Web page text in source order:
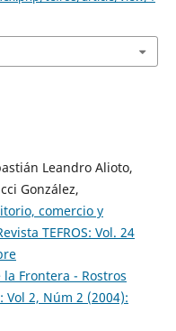
Leandro Alioto,
González,
comercio y
TEFROS: Vol. 24
Frontera - Rostros
Vol 2, Núm 2 (2004):